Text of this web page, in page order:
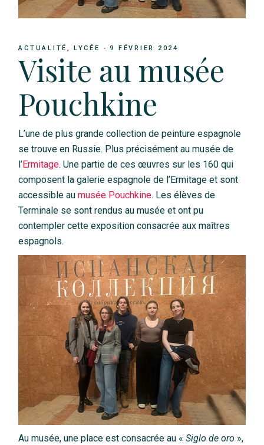
ACTUALITÉ LYCÉE 9 FÉVRIER 2024
Visite au musée
Pouchkine
L’une de plus grande collection de peinture espagnole
se trouve en Russie. Plus précisément au musée de
l’Ermitage. Une partie de ces œuvres sur les 160 qui
composent la galerie espagnole de l’Ermitage et sont
accessible aumusée Pouchkine. Les élèves de
Terminale se sont rendus au musée et ont pu
contempler cette exposition consacrée aux maîtres
espagnols.
Au musée, une place est consacrée au «Siglo de oro »,